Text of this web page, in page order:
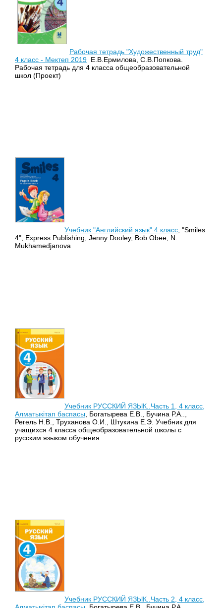
Рабочая тетрадь "Художественный труд"
4 класс - Мектеп 2019 Е.В.Ермилова, С.В.Попкова.
Рабочая тетрадь для 4 класса общеобразовательной
школ (Проект)
Учебник "Английский язык" 4 класс , "Smiles
4", Express Publishing, Jenny Dooley, Bob Obee, N.
Mukhamedjanova
Учебник РУССКИЙ ЯЗЫК..Часть 1, 4 класс,
Алматыкітап баспасы , Богатырева Е.В., Бучина Р.А..,
Регель Н.В., Труханова О.И., Штукина Е.Э. Учебник для
учащихся 4 класса общеобразовательной школы с
русским языком обучения.
Учебник РУССКИЙ ЯЗЫК..Часть 2, 4 класс,